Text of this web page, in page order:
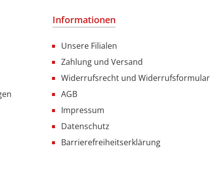
Informationen
Unsere Filialen
Zahlung und Versand
Widerrufsrecht und Widerrufsformular
AGB
Impressum
Datenschutz
Barrierefreiheitserklärung